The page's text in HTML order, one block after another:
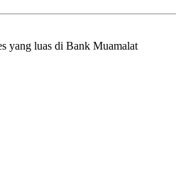
yang luas di Bank Muamalat